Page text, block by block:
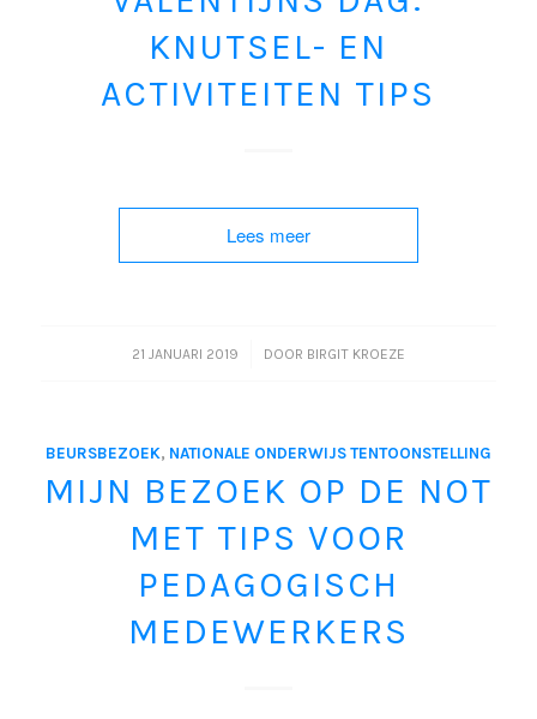
KNUTSEL- EN
ACTIVITEITEN TIPS
Lees meer
21 JANUARI 2019
/ DOOR BIRGIT KROEZE
BEURSBEZOEK, NATIONALE ONDERWIJS TENTOONSTELLING
MIJN BEZOEK OP DE NOT
MET TIPS VOOR
PEDAGOGISCH
MEDEWERKERS